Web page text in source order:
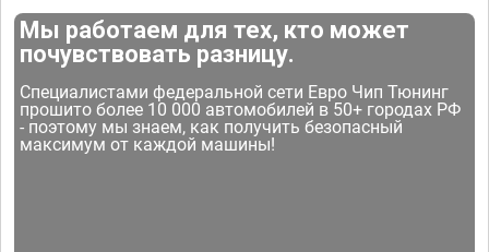
Мы работаем для тех, кто может
почувствовать разницу.
Специалистами федеральной сети Евро Чип Тюнинг
прошито более 10 000 автомобилей в 50+ городах РФ
- поэтому мы знаем, как получить безопасный
максимум от каждой машины!